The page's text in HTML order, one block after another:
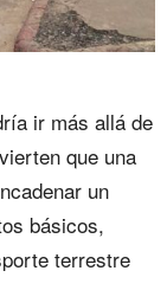
ir más allá de
que una
un
básicos,
terrestre